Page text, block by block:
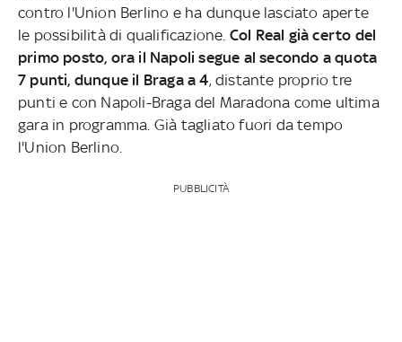
contro l'Union Berlino e ha dunque lasciato aperte
le possibilità di qualificazione. Col Real già certo del
primo posto, ora il Napoli segue al secondo a quota
7 punti, dunque il Braga a 4, distante proprio tre
punti e con Napoli-Braga del Maradona come ultima
gara in programma. Già tagliato fuori da tempo
l'Union Berlino.
PUBBLICITÀ